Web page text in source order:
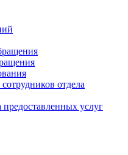
отдела
предоставленных услуг